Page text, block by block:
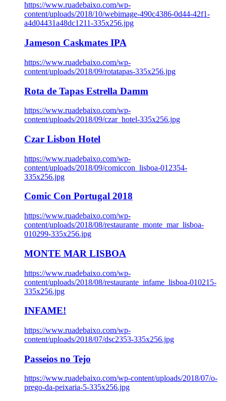
https://www.ruadebaixo.com/wp-
content/uploads/2018/10/webimage-490c4386-0d44-42f1-
a4d04431a48dc1211-335x256.jpg
Jameson Caskmates IPA
https://www.ruadebaixo.com/wp-
content/uploads/2018/09/rotatapas-335x256.jpg
Rota de Tapas Estrella Damm
https://www.ruadebaixo.com/wp-
content/uploads/2018/09/czar_hotel-335x256.jpg
Czar Lisbon Hotel
https://www.ruadebaixo.com/wp-
content/uploads/2018/09/comiccon_lisboa-012354-
335x256.jpg
Comic Con Portugal 2018
https://www.ruadebaixo.com/wp-
content/uploads/2018/08/restaurante_monte_mar_lisboa-
010299-335x256.jpg
MONTE MAR LISBOA
https://www.ruadebaixo.com/wp-
content/uploads/2018/08/restaurante_infame_lisboa-010215-
335x256.jpg
INFAME!
https://www.ruadebaixo.com/wp-
content/uploads/2018/07/dsc2353-335x256.jpg
Passeios no Tejo
https://www.ruadebaixo.com/wp-content/uploads/2018/07/o-
prego-da-peixaria-5-335x256.jpg